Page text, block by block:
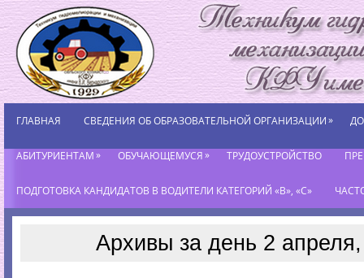
ГЛАВНАЯ СВЕДЕНИЯ ОБ ОБРАЗОВАТЕЛЬНОЙ ОРГАНИЗАЦИИ»
АБИТУРИЕНТАМ» ОБУЧАЮЩЕМУСЯ» ТРУДОУСТРОЙСТВО
ПОДГОТОВКА КАНДИДАТОВ В ВОДИТЕЛИ КАТЕГОРИЙ «В», «С»
Архивы за день 2